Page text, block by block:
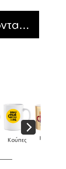
Κούπες
ειδικές
Κούπες